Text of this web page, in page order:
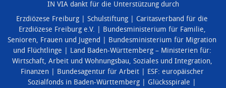
IN VIA dankt für die Unterstützung durch
Erzdiözese Freiburg
Schulstiftung
Caritasverband für die
Erzdiözese Freiburg e.V.
Bundesministerium für Familie,
Senioren, Frauen und Jugend
Bundesministerium für Migration
und Flüchtlinge
Land Baden-Württemberg – Ministerien für:
Wirtschaft, Arbeit und Wohnungsbau, Soziales und Integration,
Finanzen
Bundesagentur für Arbeit
ESF: europäischer
Sozialfonds in Baden-Württemberg
Glücksspirale